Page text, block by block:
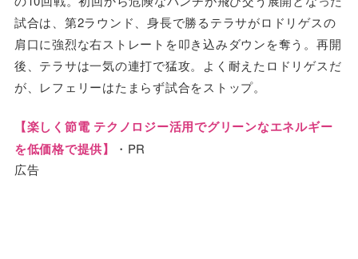
試合は、第2ラウンド、身長で勝るテラサがロドリゲスの
肩口に強烈な右ストレートを叩き込みダウンを奪う。再開
後、テラサは一気の連打で猛攻。よく耐えたロドリゲスだ
が、レフェリーはたまらず試合をストップ。
【楽しく節電 テクノロジー活用でグリーンなエネルギー
を低価格で提供】
・PR
広告